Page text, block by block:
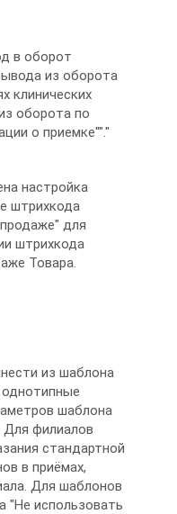
в оборот
из оборота
клинических
оборота по
о приемке""."
настройка
штрихкода
для
штрихкода
Товара.
из шаблона
шаблона
Для филиалов
стандартной
в приёмах,
Для шаблонов
"Не использовать